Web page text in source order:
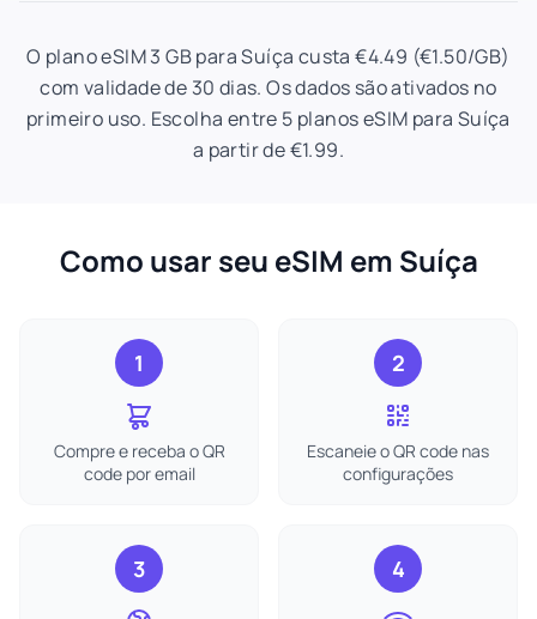
O plano eSIM 3 GB para Suíça custa €4.49 (€1.50/GB)
com validade de 30 dias. Os dados são ativados no
primeiro uso. Escolha entre 5 planos eSIM para Suíça
a partir de €1.99.
Como usar seu eSIM em Suíça
1
Compre e receba o QR
code por email
2
Escaneie o QR code nas
configurações
3 4